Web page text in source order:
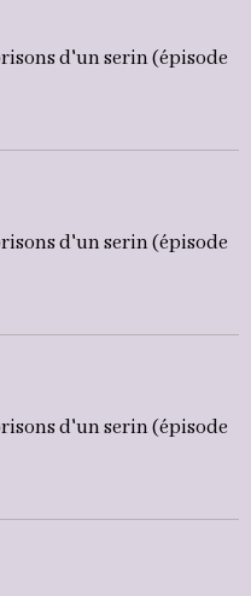
d'un serin (épisode
d'un serin (épisode
d'un serin (épisode